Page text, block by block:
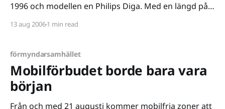
1996 och modellen en Philips Diga. Med en längd på
nummerlucka) och en vikt på nära 200 gram fick man
13 aug 20061 min read
förmyndarsamhället
Mobilförbudet borde bara vara
början
Från och med 21 augusti kommer mobilfria zoner att